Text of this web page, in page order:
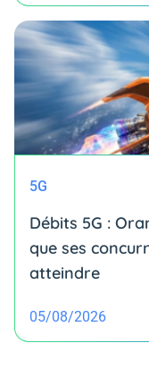
5G
Débits 5G :
que ses
atteindre
05/08/2026